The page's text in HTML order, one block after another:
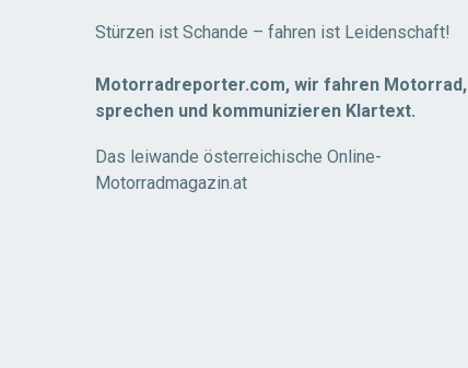
Stürzen ist Schande – fahren ist Leidenschaft!
Motorradreporter.com, wir fahren Motorrad,
sprechen und kommunizieren Klartext.
Das leiwande österreichische Online-
Motorradmagazin.at